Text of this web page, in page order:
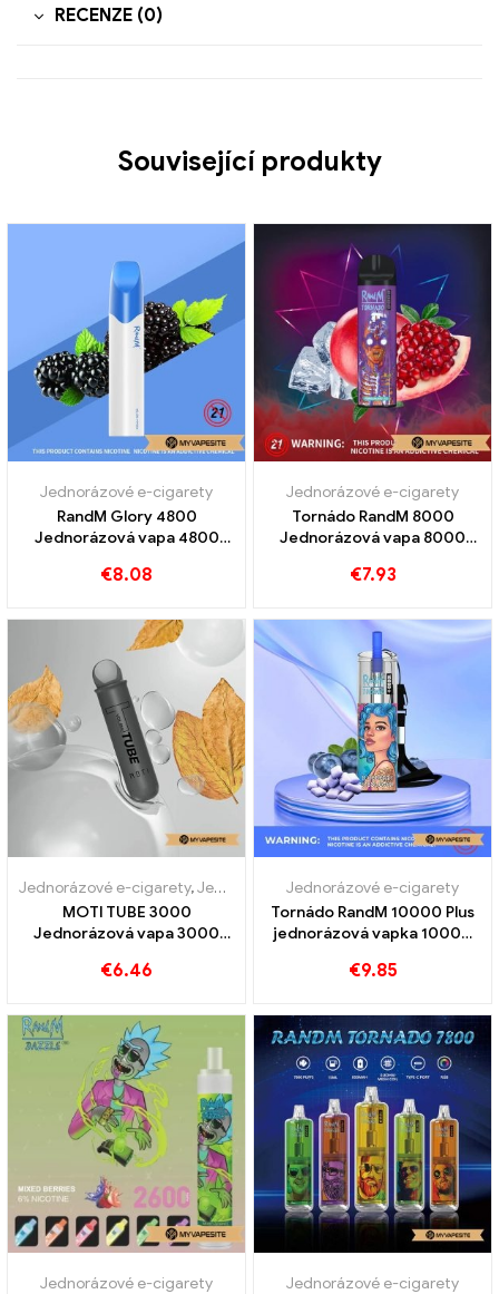
RECENZE (0)
Související produkty
Jednorázové e-cigarety
RandM Glory 4800
Jednorázová vapa 4800
€8.08
Jednorázové e-cigarety
Tornádo RandM 8000
Jednorázová vapa 8000
€7.93
Jednorázové e-cigarety,Jednorázové e-cigarety Rakousko ,
MOTI TUBE 3000
Jednorázová vapa 3000
€6.46
Jednorázové e-cigarety
Tornádo RandM 10000 Plus
jednorázová vapka 10000
€9.85
Jednorázové e-cigarety
Jednorázové e-cigarety